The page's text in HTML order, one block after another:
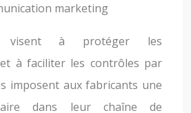
marketing
visent à protéger les
à faciliter les contrôles par
imposent aux fabricants une
dans leur chaîne de